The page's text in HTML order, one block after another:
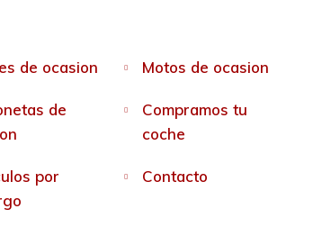
de ocasion Motos de ocasion
de
Compramos tu
coche
por
Contacto